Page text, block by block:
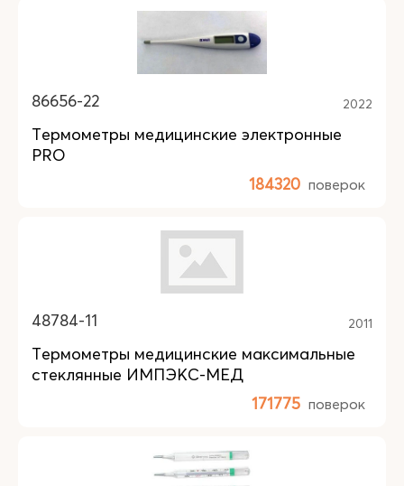
86656-22 2022
Термометры медицинские электронные
PRO
184320 поверок
48784-11 2011
Термометры медицинские максимальные
стеклянные ИМПЭКС-МЕД
171775 поверок